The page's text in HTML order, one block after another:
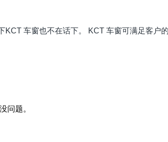
车窗也不在话下。 KCT 车窗可满足客户
问题。